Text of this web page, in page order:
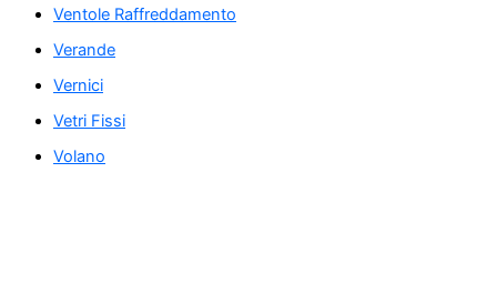
Ventole Raffreddamento
Verande
Vernici
Vetri Fissi
Volano